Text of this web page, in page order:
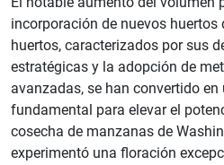
incorporación de nuevos huertos
huertos, caracterizados por sus
estratégicas y la adopción de
avanzadas, se han convertido
fundamental para elevar el
cosecha de manzanas de
experimentó una floración